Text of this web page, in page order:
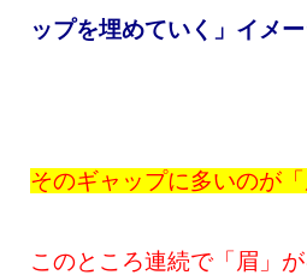
ップを埋めていく」イメー
そのギャップに多いのが「
このところ連続で「眉」